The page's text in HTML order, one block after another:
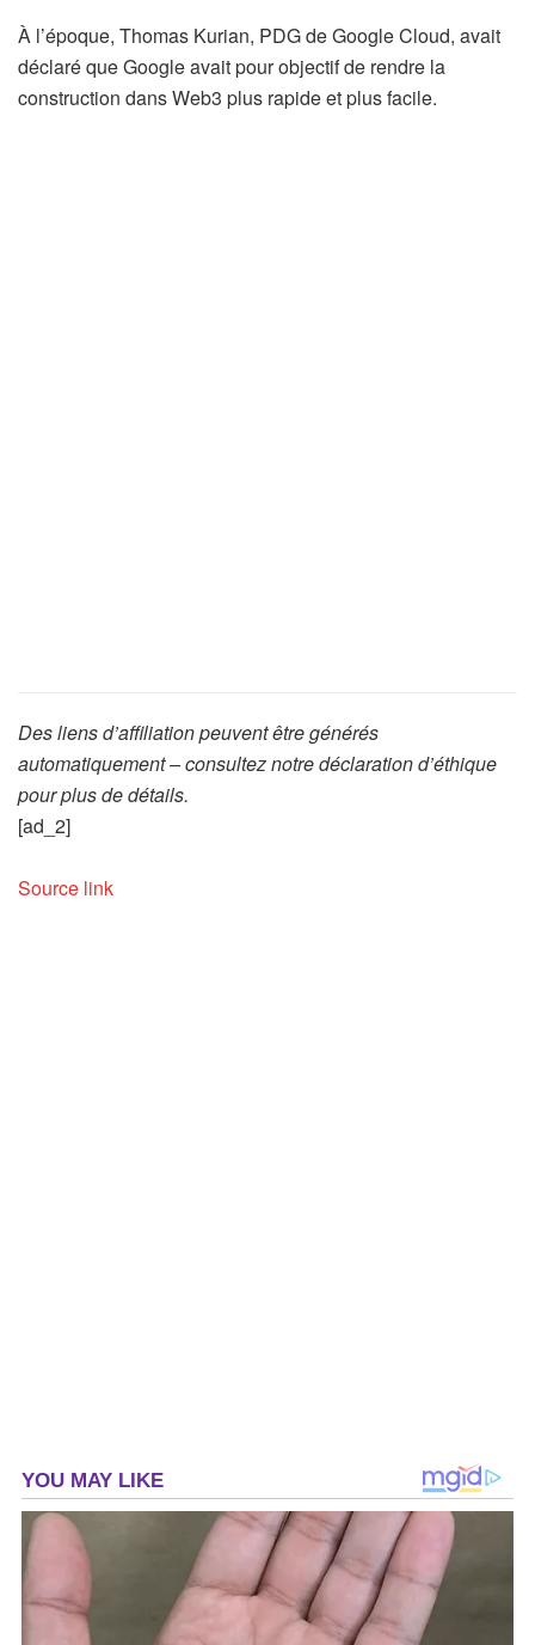
À l’époque, Thomas Kurian, PDG de Google Cloud, avait
déclaré que Google avait pour objectif de rendre la
construction dans Web3 plus rapide et plus facile.
Des liens d’affiliation peuvent être générés
automatiquement – consultez notre déclaration d’éthique
pour plus de détails.
[ad_2]
Source link